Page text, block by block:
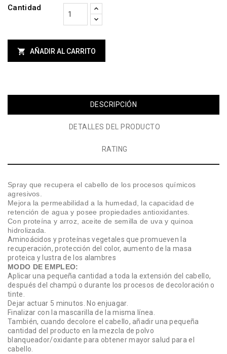
Cantidad
 AÑADIR AL CARRITO
DESCRIPCIÓN
DETALLES DEL PRODUCTO
RATING
Spray que recupera el cabello de los procesos químicos
agresivos.
Mejora la permeabilidad a la humedad, la capacidad de
retención de agua y posee propiedades antioxidantes.
Con proteína y arroz, aceite de semilla de uva y quinoa
hidrolizada.
Aminoácidos y proteínas vegetales que promueven la
recuperación, protección del color, aumento de la masa
proteica y lustra de los alambres
MODO DE EMPLEO:
Aplicar una pequeña cantidad a toda la extensión del cabello,
después del champú o durante los procesos de decoloración o
tinte.
Dejar actuar 5 minutos. No enjuagar.
Finalizar con la mascarilla de la misma línea.
También, cuando decolore el cabello, añadir una pequeña
cantidad del producto en la mezcla de polvo
blanqueador/oxidante para obtener mayor salud para el
cabello.